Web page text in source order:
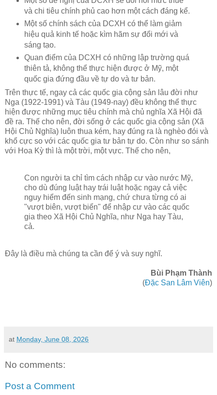
và chi tiêu chính phủ cao hơn một cách đáng kể.
Một số chính sách của DCXH có thể làm giảm
hiệu quả kinh tế hoặc kìm hãm sự đổi mới và
sáng tạo.
Quan điểm của DCXH có những lập trường quá
thiên tả, không thể thực hiện được ở Mỹ, một
quốc gia đứng đầu về tự do và tư bản.
Trên thực tế, ngay cả các quốc gia cộng sản lâu đời như
Nga (1922-1991) và Tàu (1949-nay) đều không thể thực
hiện được những mục tiêu chính mà chủ nghĩa Xã Hội đã
đề ra. Thế cho nên, đời sống ở các quốc gia cộng sản (Xã
Hội Chủ Nghĩa) luôn thua kém, hay đúng ra là nghèo đói và
khổ cực so với các quốc gia tư bản tự do. Còn như so sánh
với Hoa Kỳ thì là một trời, một vực. Thế cho nên,
Con người ta chỉ tìm cách nhập cư vào nước Mỹ,
cho dù đúng luật hay trái luật hoặc ngay cả việc
nguy hiểm đến sinh mạng, chứ chưa từng có ai
"vượt biên, vượt biển" để nhập cư vào các quốc
gia theo Xã Hội Chủ Nghĩa, như Nga hay Tàu,
cả.
Đây là điều mà chúng ta cần để ý và suy nghĩ.
Bùi Phạm Thành
(Đặc San Lâm Viên)
at Monday, June 08, 2026
No comments:
Post a Comment